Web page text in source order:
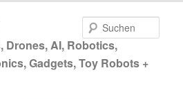
Drones, AI, Robotics,
Gadgets, Toy Robots +